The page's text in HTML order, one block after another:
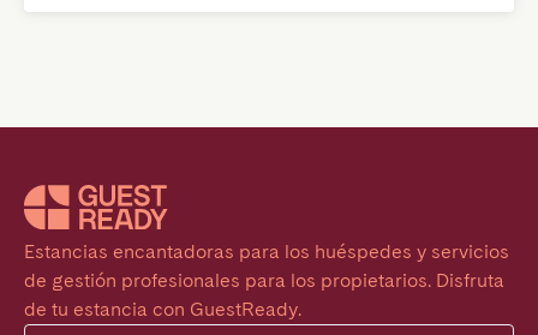
Estancias encantadoras para los huéspedes y servicios
de gestión profesionales para los propietarios. Disfruta
de tu estancia con GuestReady.